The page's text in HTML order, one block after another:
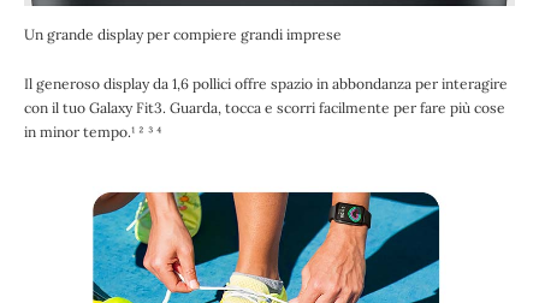
Un grande display per compiere grandi imprese
Il generoso display da 1,6 pollici offre spazio in abbondanza per interagire
con il tuo Galaxy Fit3. Guarda, tocca e scorri facilmente per fare più cose
in minor tempo.¹ ² ³ ⁴